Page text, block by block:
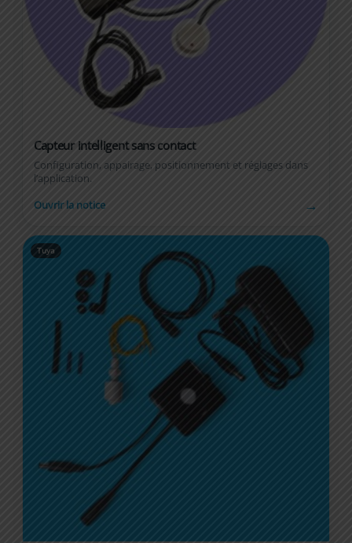
Capteur intelligent sans contact
Configuration, appairage, positionnement et réglages dans
l’application.
Ouvrir la notice →
Tuya